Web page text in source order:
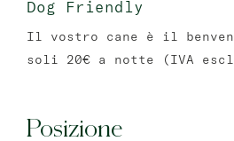
Dog Friendly
Il vostro cane è il
soli 20€ a notte (IVA
Posizione